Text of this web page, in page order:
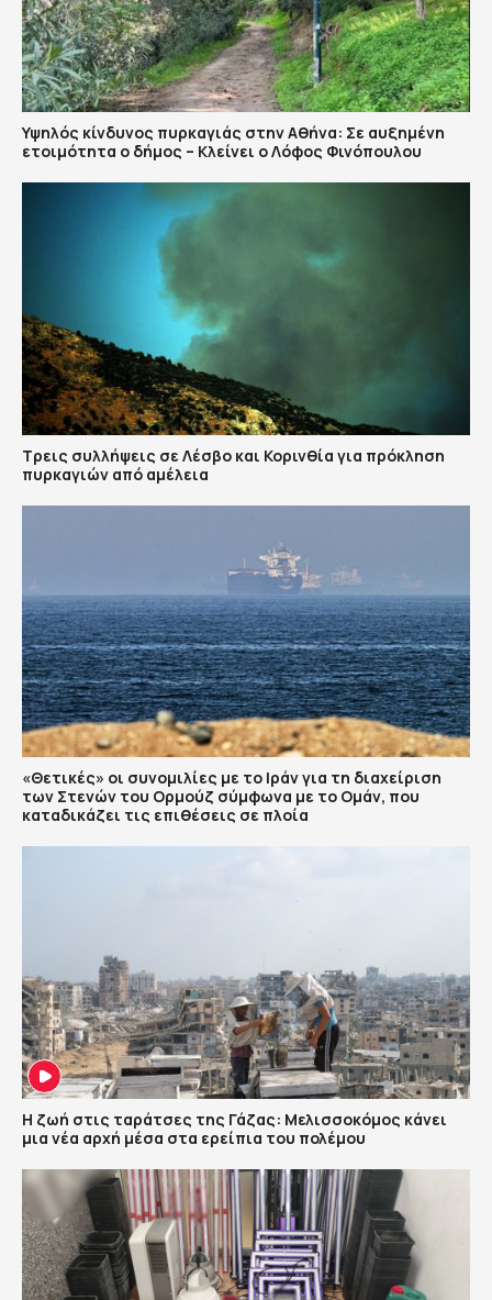
Υψηλός κίνδυνος πυρκαγιάς στην Αθήνα: Σε αυξημένη
ετοιμότητα ο δήμος – Κλείνει ο Λόφος Φινόπουλου
Τρεις συλλήψεις σε Λέσβο και Κορινθία για πρόκληση
πυρκαγιών από αμέλεια
«Θετικές» οι συνομιλίες με το Ιράν για τη διαχείριση
των Στενών του Ορμούζ σύμφωνα με το Ομάν, που
καταδικάζει τις επιθέσεις σε πλοία
Η ζωή στις ταράτσες της Γάζας: Μελισσοκόμος κάνει
μια νέα αρχή μέσα στα ερείπια του πολέμου